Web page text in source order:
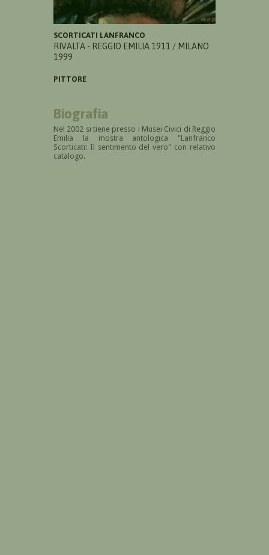
SCORTICATI LANFRANCO
RIVALTA - REGGIO EMILIA 1911 / MILANO
1999
PITTORE
Biografia
Nel 2002 si tiene presso i Musei Civici di Reggio
Emilia la mostra antologica "Lanfranco
Scorticati: Il sentimento del vero" con relativo
catalogo.